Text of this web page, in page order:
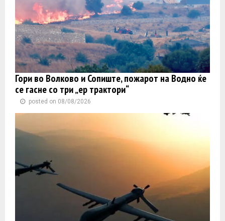
Гори во Волково и Сопиште, пожарот на Водно ќе
се гасне со три „ер трактори“
posted on 08/08/2026